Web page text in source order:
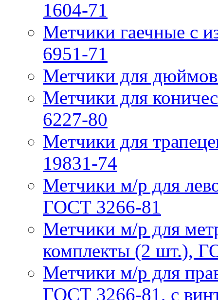
1604-71
Метчики гаечные с
6951-71
Метчики для
Метчики для
6227-80
Метчики для
19831-74
Метчики м/р для
ГОСТ 3266-81
Метчики м/р для
комплекты (2 шт.),
Метчики м/р для
ГОСТ 3266-81, с